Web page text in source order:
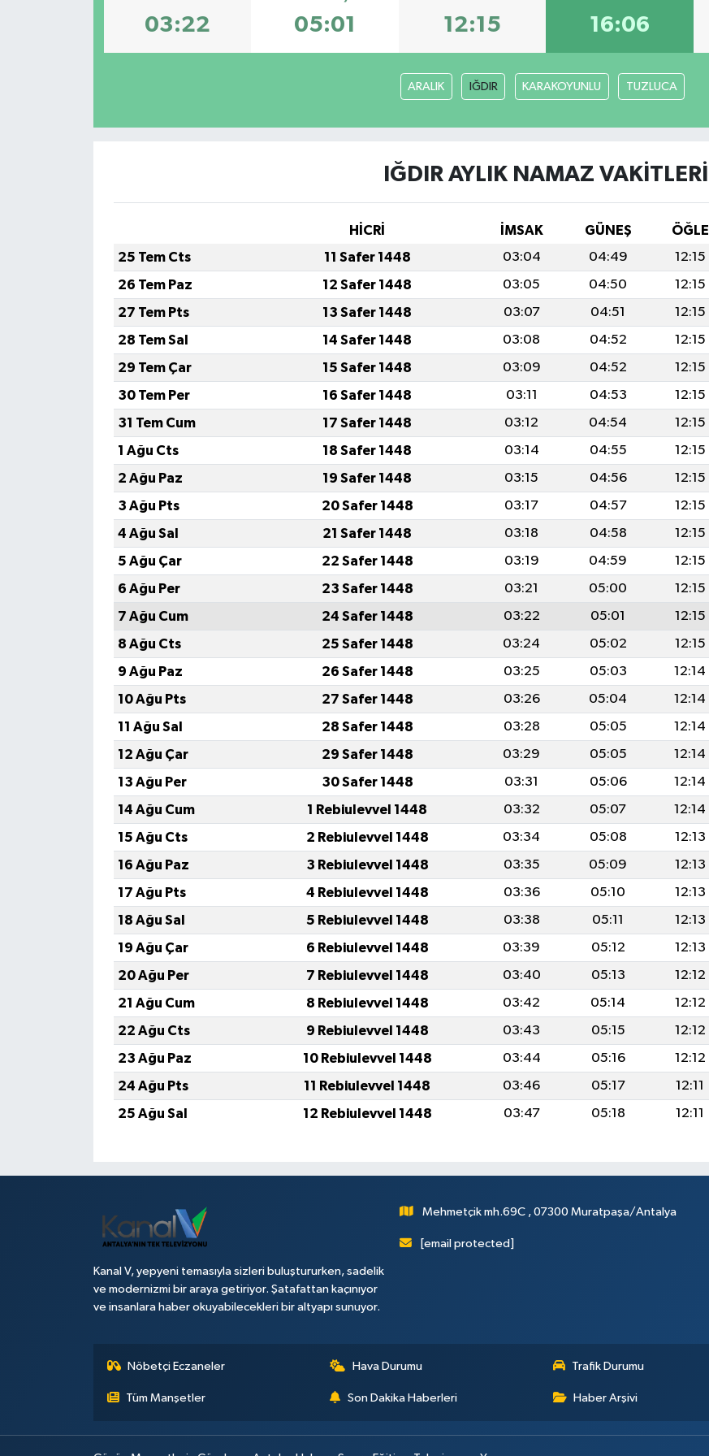
03:22 05:01 12:15 16:06
ARALIK IĞDIR KARAKOYUNLU TUZLUCA
IĞDIR AYLIK NAMAZ VAKITLERI
HİCRİ İMSAK GÜNEŞ ÖĞLE
25 Tem Cts
11 Safer 1448 03:04 04:49 12:15
26 Tem Paz
12 Safer 1448 03:05 04:50 12:15
27 Tem Pts
13 Safer 1448 03:07 04:51 12:15
28 Tem Sal
14 Safer 1448 03:08 04:52 12:15
29 Tem Çar
15 Safer 1448 03:09 04:52 12:15
30 Tem Per
16 Safer 1448 03:11 04:53 12:15
31 Tem Cum
17 Safer 1448 03:12 04:54 12:15
1 Ağu Cts
18 Safer 1448 03:14 04:55 12:15
2 Ağu Paz
19 Safer 1448 03:15 04:56 12:15
3 Ağu Pts
20 Safer 1448 03:17 04:57 12:15
4 Ağu Sal
21 Safer 1448 03:18 04:58 12:15
5 Ağu Çar
22 Safer 1448 03:19 04:59 12:15
6 Ağu Per
23 Safer 1448 03:21 05:00 12:15
7 Ağu Cum
24 Safer 1448 03:22 05:01 12:15
8 Ağu Cts
25 Safer 1448 03:24 05:02 12:15
9 Ağu Paz
26 Safer 1448 03:25 05:03 12:14
10 Ağu Pts
27 Safer 1448 03:26 05:04 12:14
11 Ağu Sal
28 Safer 1448 03:28 05:05 12:14
12 Ağu Çar
29 Safer 1448 03:29 05:05 12:14
13 Ağu Per
30 Safer 1448 03:31 05:06 12:14
14 Ağu Cum
1 Rebiulevvel 1448 03:32 05:07 12:14
15 Ağu Cts
2 Rebiulevvel 1448 03:34 05:08 12:13
16 Ağu Paz
3 Rebiulevvel 1448 03:35 05:09 12:13
17 Ağu Pts
4 Rebiulevvel 1448 03:36 05:10 12:13
18 Ağu Sal
5 Rebiulevvel 1448 03:38 05:11 12:13
19 Ağu Çar
6 Rebiulevvel 1448 03:39 05:12 12:13
20 Ağu Per
7 Rebiulevvel 1448 03:40 05:13 12:12
21 Ağu Cum
8 Rebiulevvel 1448 03:42 05:14 12:12
22 Ağu Cts
9 Rebiulevvel 1448 03:43 05:15 12:12
23 Ağu Paz
10 Rebiulevvel 1448 03:44 05:16 12:12
24 Ağu Pts
11 Rebiulevvel 1448 03:46 05:17 12:11
25 Ağu Sal
12 Rebiulevvel 1448 03:47 05:18 12:11
Kanal V, yepyeni temasıyla sizleri buluştururken, sadelik
ve modernizmi bir araya getiriyor. Şatafattan kaçınıyor
ve insanlara haber okuyabilecekleri bir altyapı sunuyor.
Mehmetçik mh.69C , 07300 Muratpaşa/Antalya
[email protected]
Nöbetçi Eczaneler Hava Durumu Trafik Durumu
Tüm Manşetler Son Dakika Haberleri Haber Arşivi
Sosyal medya